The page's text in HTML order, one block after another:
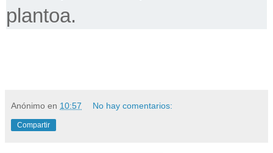
plantoa.
Anónimo en 10:57 No hay comentarios:
Compartir